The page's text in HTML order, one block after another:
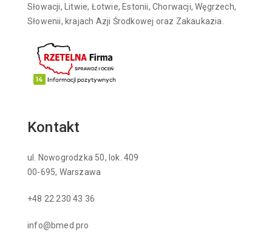
Słowacji, Litwie, Łotwie, Estonii, Chorwacji, Węgrzech,
Słowenii, krajach Azji Środkowej oraz Zakaukazia.
Kontakt
ul. Nowogrodzka 50, lok. 409
00-695, Warszawa
+48 22 230 43 36
info@bmed.pro